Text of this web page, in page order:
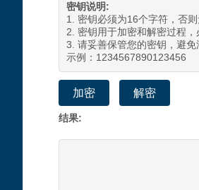
密钥说明:
1. 密钥必须为16个字符，否则
2. 密钥用于加密和解密过程
3. 请妥善保管您的密钥，避免
示例：1234567890123456
加密 解密
结果: